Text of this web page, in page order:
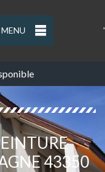
MENU '
43350